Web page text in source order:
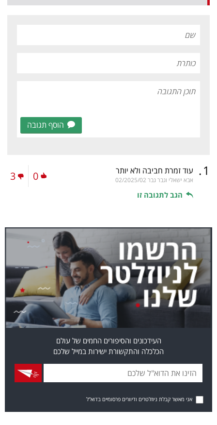
הוסף תגובה
1
. עוד זמרת חביבה ולא יותר
אבא ישאלי וגבר גבר 02/2025/02
הגב לתגובה זו
0
3
העידכונים והסיפורים החמים של עולם
הכלכלה והתקשורת ישירות במייל שלכם
אני מאשר קבלת ניוזלטרים ודיוורים פרסומיים בדוא"ל